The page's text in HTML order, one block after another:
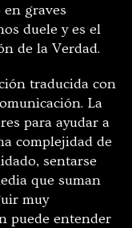
graves
duele y es el
de la Verdad.
traducida con
La
para ayudar a
complejidad de
sentarse
que suman
muy
puede entender